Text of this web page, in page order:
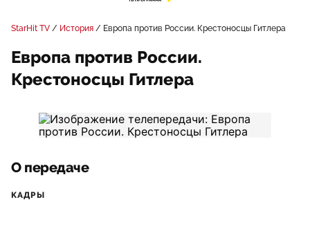
StarHit TV История Европа против России. Крестоносцы Гитлера
Европа против России.
Крестоносцы Гитлера
О передаче
КАДРЫ